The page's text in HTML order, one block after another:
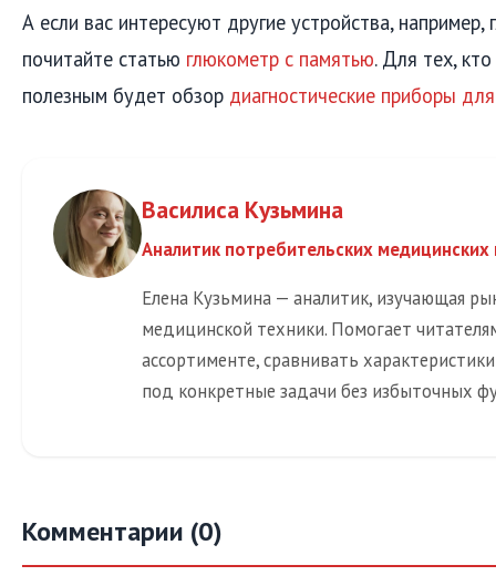
А если вас интересуют другие устройства,
почитайте статью глюкометр с памятью. Для тех,
полезным будет обзор диагностические приборы
Василиса Кузьмина
Аналитик потребительских
Елена Кузьмина — аналитик, изучающая
медицинской техники. Помогает
ассортименте, сравнивать
под конкретные задачи без избыточных
Комментарии (0)